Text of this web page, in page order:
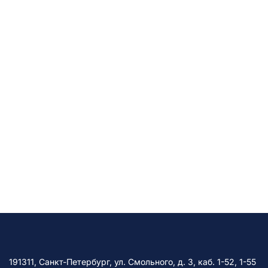
191311, Санкт-Петербург, ул. Смольного, д. 3, каб. 1-52, 1-55